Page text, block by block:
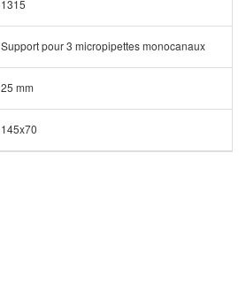
1315
Support pour 3 micropipettes monocanaux
25 mm
145x70